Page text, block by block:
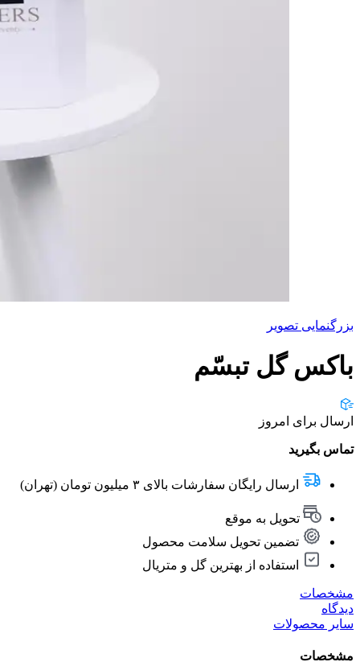
بزرگنمایی تصویر
باکس گل تبسّم
ارسال برای امروز
تماس بگیرید
ارسال رایگان سفارشات بالای ۳ میلیون تومان (تهران)
تحویل به موقع
تضمین تحویل سلامت محصول
استفاده از بهترین گل و متریال
مشخصات
دیدگاه
سایر محصولات
مشخصات